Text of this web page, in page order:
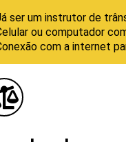
ser um instrutor de
ou computador
com a internet